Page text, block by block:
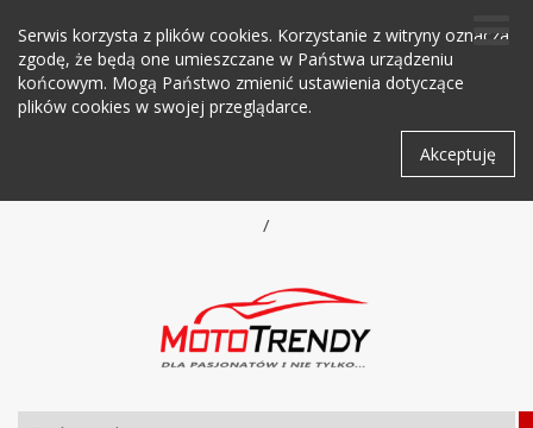
Serwis korzysta z plików cookies. Korzystanie z witryny oznacza
zgodę, że będą one umieszczane w Państwa urządzeniu
końcowym. Mogą Państwo zmienić ustawienia dotyczące
plików cookies w swojej przeglądarce.
Akceptuję
/